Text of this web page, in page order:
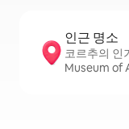
인근 명소
코르추의 인
Museum of